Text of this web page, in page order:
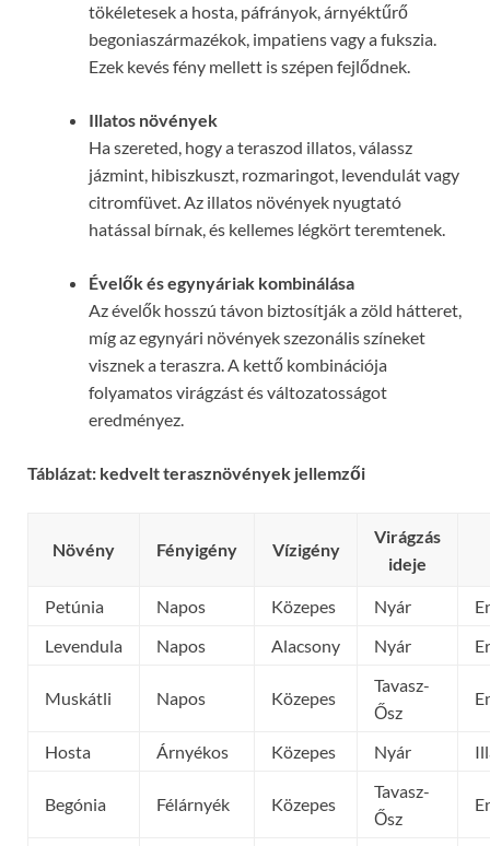
tökéletesek a hosta, páfrányok, árnyéktűrő
begoniaszármazékok, impatiens vagy a fukszia.
Ezek kevés fény mellett is szépen fejlődnek.
Illatos növények
Ha szereted, hogy a teraszod illatos, válassz
jázmint, hibiszkuszt, rozmaringot, levendulát vagy
citromfüvet. Az illatos növények nyugtató
hatással bírnak, és kellemes légkört teremtenek.
Évelők és egynyáriak kombinálása
Az évelők hosszú távon biztosítják a zöld hátteret,
míg az egynyári növények szezonális színeket
visznek a teraszra. A kettő kombinációja
folyamatos virágzást és változatosságot
eredményez.
Táblázat: kedvelt terasznövények jellemzői
Növény Fényigény Vízigény
Virágzás
ideje
Petúnia Napos Közepes Nyár
Levendula
Napos Alacsony Nyár
Muskátli Napos Közepes
Tavasz-
Ősz
Hosta Árnyékos Közepes Nyár
Begónia Félárnyék Közepes
Tavasz-
Ősz